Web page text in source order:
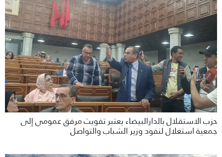
حزب الاستقلال بالدارالبيضاء يعتبر تفويت مرفق عمومي إلى
جمعية استغلال لنفود وزير الشباب والتواصل